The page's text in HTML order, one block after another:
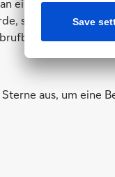
einem
sind auf der
aus, um eine